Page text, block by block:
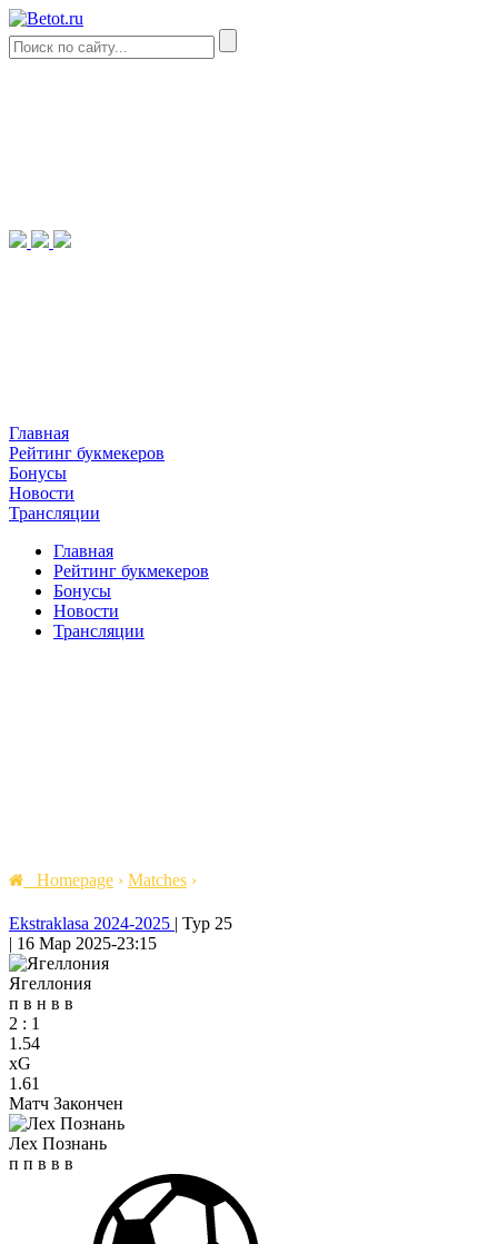
Главная
Рейтинг букмекеров
Бонусы
Новости
Трансляции
Главная
Рейтинг букмекеров
Бонусы
Новости
Трансляции
Homepage › Matches ›
Ekstraklasa 2024-2025 | Тур 25
| 16 Мар 2025-23:15
Ягеллония
п в н в в
2 : 1
1.54
xG
1.61
Матч Закончен
Лех Познань
п п в в в